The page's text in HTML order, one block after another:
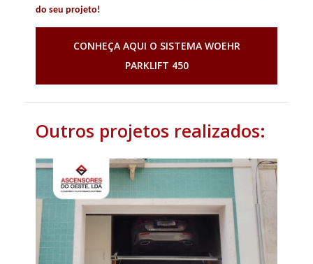
do seu projeto!
CONHEÇA AQUI O SISTEMA WOEHR
PARKLIFT 450
Outros projetos realizados: